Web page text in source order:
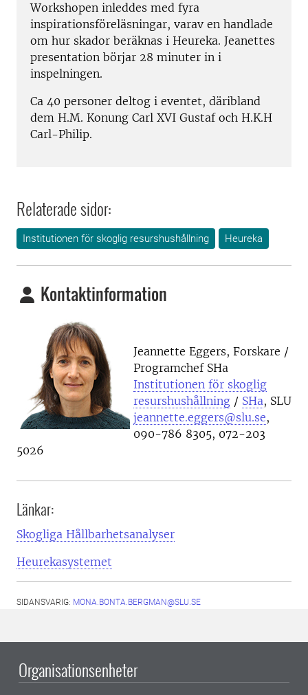
Workshopen inleddes med fyra
inspirationsföreläsningar, varav en handlade
om hur skador beräknas i Heureka. Jeanettes
presentation börjar 28 minuter in i
inspelningen.
Ca 40 personer deltog i eventet, däribland
dem H.M. Konung Carl XVI Gustaf och H.K.H
Carl-Philip.
Relaterade sidor:
Institutionen för skoglig resurshushållning Heureka
Kontaktinformation
Jeannette Eggers, Forskare /
Programchef SHa
Institutionen för skoglig
resurshushållning / SHa, SLU
jeannette.eggers@slu.se,
090-786 8305, 072-203
5026
Länkar:
Skogliga Hållbarhetsanalyser
Heurekasystemet
SIDANSVARIG: MONA.BONTA.BERGMAN@SLU.SE
Organisationsenheter